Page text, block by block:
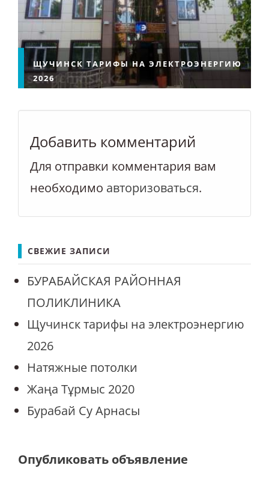
ЩУЧИНСК ТАРИФЫ НА ЭЛЕКТРОЭНЕРГИЮ
2026
Добавить комментарий
Для отправки комментария вам
необходимо авторизоваться.
СВЕЖИЕ ЗАПИСИ
БУРАБАЙСКАЯ РАЙОННАЯ
ПОЛИКЛИНИКА
Щучинск тарифы на электроэнергию
2026
Натяжные потолки
Жаңа Тұрмыс 2020
Бурабай Су Арнасы
Опубликовать объявление